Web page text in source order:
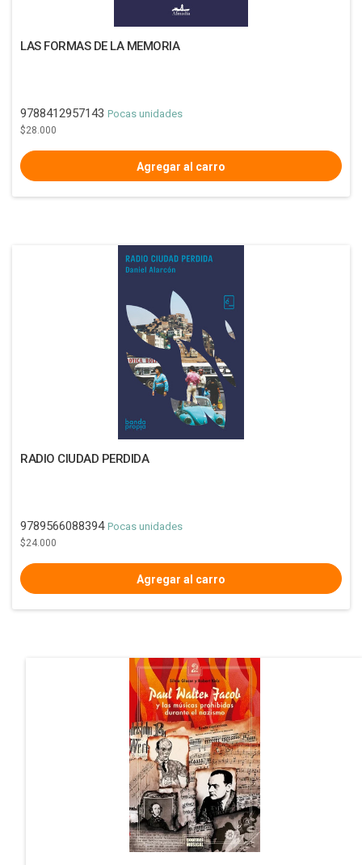
LAS FORMAS DE LA MEMORIA
9788412957143 Pocas unidades
$28.000
RADIO CIUDAD PERDIDA
9789566088394 Pocas unidades
$24.000